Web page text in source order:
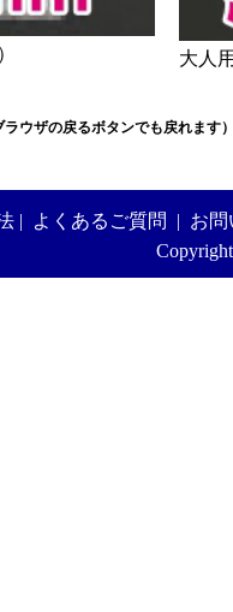
大人
ラウザの戻るボタンでも戻れます
| よくあるご質問 | お